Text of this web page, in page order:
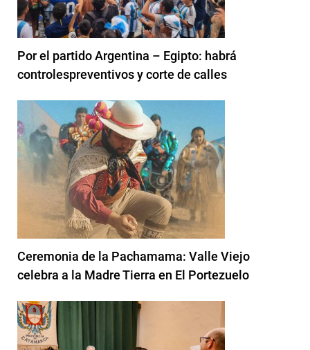
Por el partido Argentina – Egipto: habrá
controlespreventivos y corte de calles
Ceremonia de la Pachamama: Valle Viejo
celebra a la Madre Tierra en El Portezuelo